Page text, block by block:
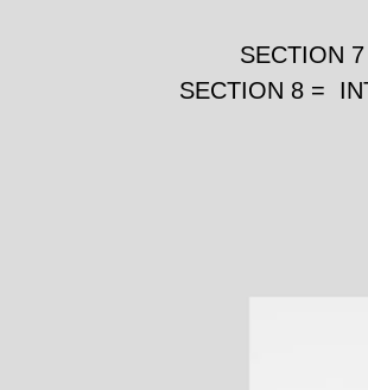
SECTION
SECTION 8 =